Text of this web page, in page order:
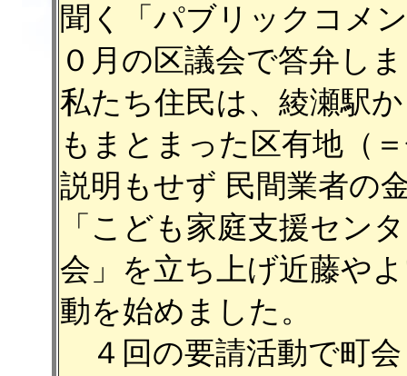
聞く「パブリックコメ
０月の区議会で答弁し
私たち住民は、綾瀬駅
もまとまった区有地（
説明もせず 民間業者の
「こども家庭支援セン
会」を立ち上げ近藤や
動を始めました。
４回の要請活動で町